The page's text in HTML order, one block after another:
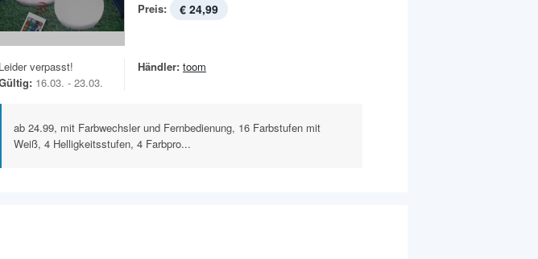
Preis: € 24,99
Leider verpasst!
16.03. - 23.03.
Händler: toom
ab 24.99, mit Farbwechsler und Fernbedienung, 16 Farbstufen mit
Weiß, 4 Helligkeitsstufen, 4 Farbpro...